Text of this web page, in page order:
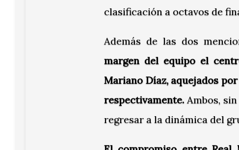
clasificación a octavos de
Además de las dos
margen del equipo el
Mariano Díaz, aquejados
respectivamente. Ambos,
regresar a la dinámica del